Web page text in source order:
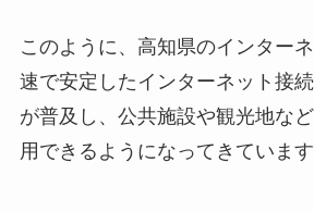
このように、高知県のインター
速で安定したインターネット接
が普及し、公共施設や観光地な
用できるようになってきています